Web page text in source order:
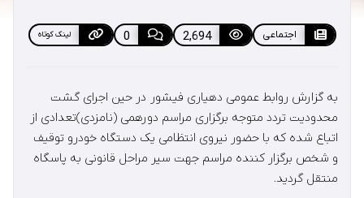
اجتماعی 2,694
0 لینک کوتاه
به گزارش روابط عمومی دهیاری فیشور در حین اجرای گشت
محدودیت تردد متوجه برگزاری مراسم دورهمی (نامزدی)تعدادی از
اتباع شده که با حضور نیروی انتظامی یک دستگاه خودرو توقیف
و شخص برگزار کننده مراسم جهت سیر مراحل قانونی به پاسگاه
منتقل گردید.